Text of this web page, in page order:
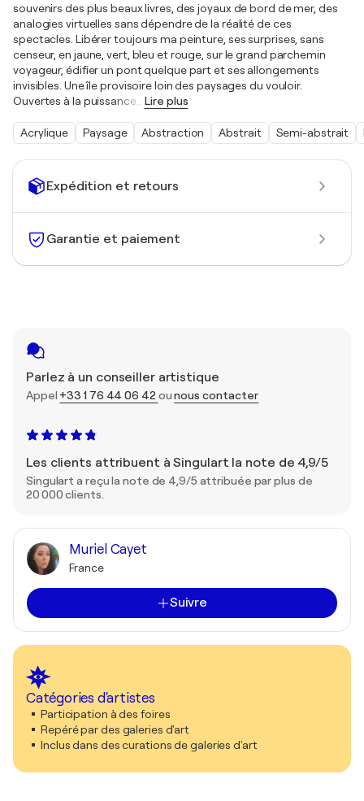
Expédition et retours
Garantie et paiement
Parlez à un conseiller artistique
Appel +33 1 76 44 06 42 ounous contacter
Les clients attribuent à Singulart la note de 4,9/5
Singulart a reçu la note de 4,9/5 attribuée par plus de
20 000 clients.
Muriel Cayet
France
Suivre
Catégories d'artistes
Participation à des foires
Repéré par des galeries d'art
Inclus dans des curations de galeries d'art
souvenirs des plus beaux livres, des joyaux de bord de mer, des
analogies virtuelles sans dépendre de la réalité de ces
spectacles. Libérer toujours ma peinture, ses surprises, sans
censeur, en jaune, vert, bleu et rouge, sur le grand parchemin
voyageur, édifier un pont quelque part et ses allongements
invisibles. Une île provisoire loin des paysages du vouloir.
Ouvertes à la puissance
Lire plus
Acrylique Paysage Abstraction Abstrait Semi-abstrait